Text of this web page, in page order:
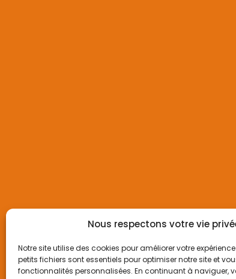
Nous respectons votre vie
Notre site utilise des cookies pour améliorer votre
petits fichiers sont essentiels pour optimiser notre site et
fonctionnalités personnalisées. En continuant à naviguer,
CONTACT